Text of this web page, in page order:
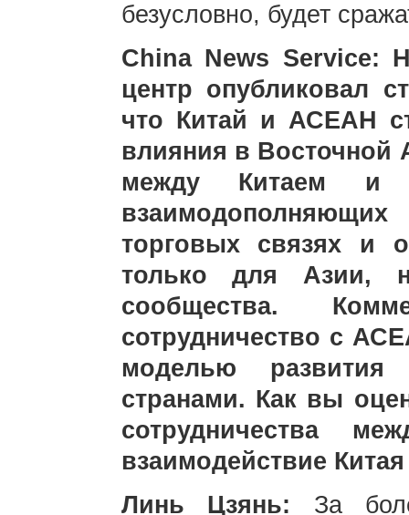
безусловно, будет
China News Service:
центр опубликовал
что Китай и АСЕАН
влияния в Восточной
между Китаем и
торговых связях и
только для Азии,
сообщества.
сотрудничество с
моделью
странами. Как вы
сотрудничества
взаимодействие
Линь Цзянь: За